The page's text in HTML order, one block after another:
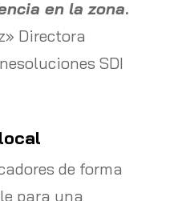
en la zona.
Directora
SDI
de forma
para una